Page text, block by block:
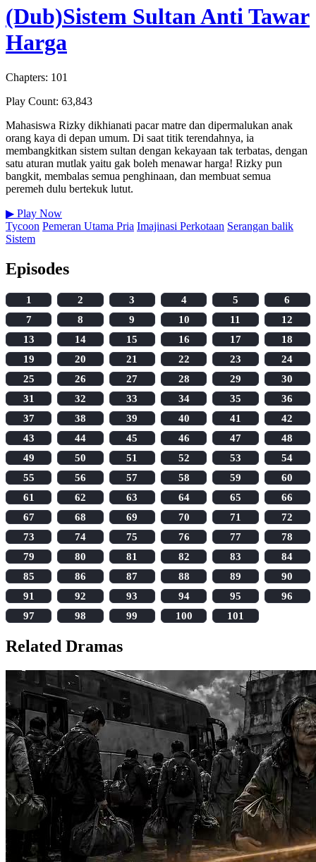
(Dub)Sistem Sultan Anti Tawar
Harga
Chapters: 101
Play Count: 63,843
Mahasiswa Rizky dikhianati pacar matre dan dipermalukan anak
orang kaya di depan umum. Di saat titik terendahnya, ia
membangkitkan sistem sultan dengan kekayaan tak terbatas, dengan
satu aturan mutlak yaitu gak boleh menawar harga! Rizky pun
bangkit, membalas semua penghinaan, dan membuat semua
peremeh dulu bertekuk lutut.
▶ Play Now
Tycoon Pemeran Utama Pria Imajinasi Perkotaan Serangan balik
Sistem
Episodes
1 2 3 4 5
6
7
8 9 10 11
12
13
14 15 16 17
18
19
20 21 22 23
24
25
26 27 28 29
30
31
32 33 34 35
36
37
38 39 40 41
42
43
44 45 46 47
48
49
50 51 52 53
54
55
56 57 58 59
60
61
62 63 64 65
66
67
68 69 70 71
72
73
74 75 76 77
78
79
80 81 82 83
84
85
86 87 88 89
90
91
92 93 94 95
96
97
98 99 100 101
Related Dramas